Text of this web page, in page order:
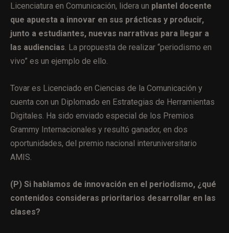
Licenciatura en Comunicación, lidera un plantel docente
que apuesta a innovar en sus prácticas y producir,
junto a estudiantes, nuevas narrativas para llegar a
las audiencias . La propuesta de realizar “periodismo en
vivo” es un ejemplo de ello.
Tovar es Licenciado en Ciencias de la Comunicación y
cuenta con un Diplomado en Estrategias de Herramientas
Digitales. Ha sido enviado especial de los Premios
Grammy Internacionales y resultó ganador, en dos
oportunidades, del premio nacional interuniversitario
AMIS.
(P) Si hablamos de innovación en el periodismo, ¿qué
contenidos consideras prioritarios desarrollar en las
clases?